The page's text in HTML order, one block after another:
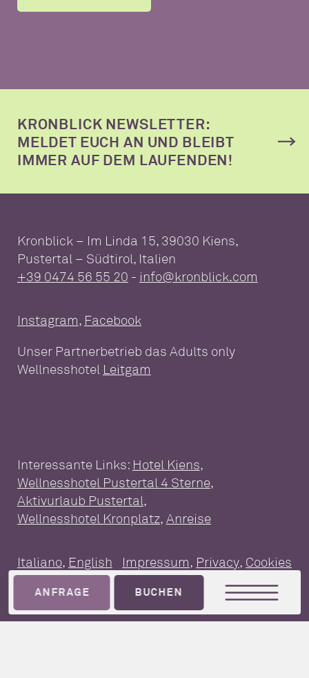
Massagen & Anwendungen
Day Spa
SUITEN & PAKETE
Suiten & Zimmer
Inklusivleistungen
Reise-Storno-Schutz
AKTIVURLAUB KRONPLATZ
Aktiv & Umgebung
Wandern & Biken
INTERESSANTES
Newsletter Blog
Fotogalerie
Webcams
Downloads Jobs
GUTSCHEIN
ZIMMER & SUITEN
ANFRAGE
BUCHEN
KRONBLICK NEWSLETTER:
MELDET EUCH AN UND BLEIBT
IMMER AUF DEM LAUFENDEN!
Kronblick – Im Linda 15, 39030 Kiens,
Pustertal – Südtirol, Italien
+39 0474 56 55 20 - info@kronblick.com
Instagram, Facebook
Unser Partnerbetrieb das Adults only
Wellnesshotel Leitgam
Interessante Links: Hotel Kiens,
Wellnesshotel Pustertal 4 Sterne,
Aktivurlaub Pustertal,
Wellnesshotel Kronplatz, Anreise
Italiano, English Impressum, Privacy, Cookies